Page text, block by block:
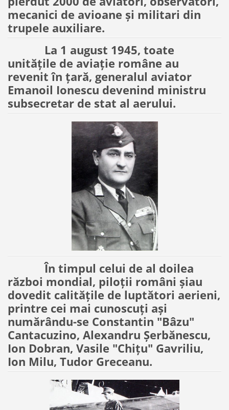
mecanici de avioane şi militari din
trupele auxiliare.
La 1 august 1945, toate
unităţile de aviaţie române au
revenit în ţară, generalul aviator
Emanoil Ionescu devenind ministru
subsecretar de stat al aerului.
În timpul celui de al doilea
război mondial, piloţii români şiau
dovedit calităţile de luptători aerieni,
printre cei mai cunoscuţi aşi
numărându-se Constantin "Bâzu"
Cantacuzino, Alexandru Şerbănescu,
Ion Dobran, Vasile "Chiţu" Gavriliu,
Ion Milu, Tudor Greceanu.